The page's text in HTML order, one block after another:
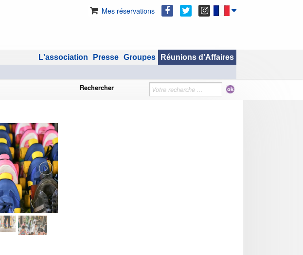
Mes réservations
Réunions d'Affaires
Groupes
Presse
L'association
Rechercher